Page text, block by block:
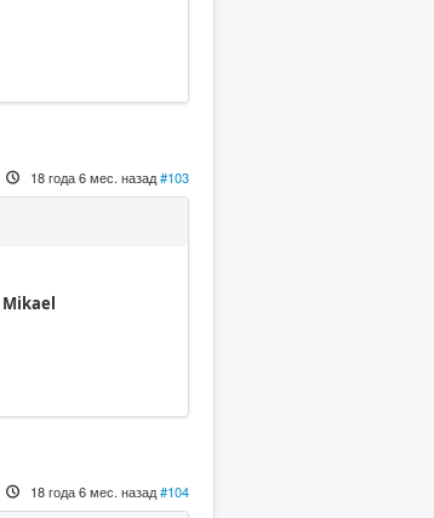
18 года 6 мес. назад#103
Mikael
18 года 6 мес. назад#104